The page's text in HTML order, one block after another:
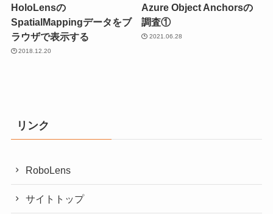
HoloLensの
SpatialMappingデータをブ
ラウザで表示する
2018.12.20
Azure Object Anchorsの
調査①
2021.06.28
リンク
RoboLens
サイトトップ